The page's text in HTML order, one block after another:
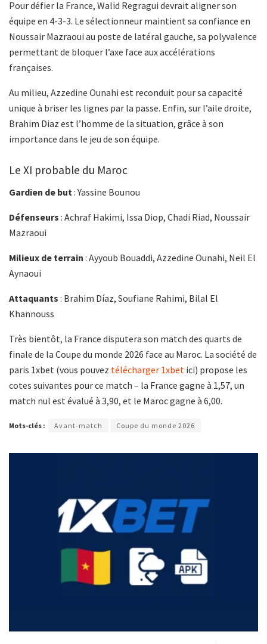
Pour défier la France, Walid Regragui devrait aligner son
équipe en 4-3-3. Le sélectionneur maintient sa confiance en
Noussair Mazraoui au poste de latéral gauche, sa polyvalence
permettant de bloquer l’axe face aux accélérations
françaises.
Au milieu, Azzedine Ounahi est reconduit pour sa capacité
unique à briser les lignes par la passe. Enfin, sur l’aile droite,
Brahim Diaz est l’homme de la situation, grâce à son
importance dans le jeu de son équipe.
Le XI probable du Maroc
Gardien de but : Yassine Bounou
Défenseurs : Achraf Hakimi, Issa Diop, Chadi Riad, Noussair
Mazraoui
Milieux de terrain : Ayyoub Bouaddi, Azzedine Ounahi, Neil El
Aynaoui
Attaquants : Brahim Díaz, Soufiane Rahimi, Bilal El
Khannouss
Très bientôt, la France disputera son match des quarts de
finale de la Coupe du monde 2026 face au Maroc. La société de
paris 1xbet (vous pouvez télécharger 1xbet ici) propose les
cotes suivantes pour ce match – la France gagne à 1,57, un
match nul est évalué à 3,90, et le Maroc gagne à 6,00.
Mots-clés : Avant-match Coupe du monde 2026